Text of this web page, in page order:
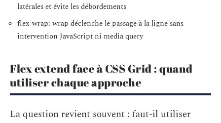
latérales et évite les débordements
flex-wrap: wrap déclenche le passage à la ligne sans
intervention JavaScript ni media query
Flex extend face à CSS Grid : quand
utiliser chaque approche
La question revient souvent : faut-il utiliser